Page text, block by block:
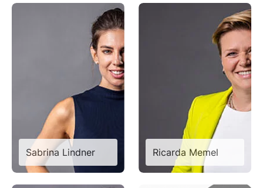
Sabrina Lindner Ricarda Memel